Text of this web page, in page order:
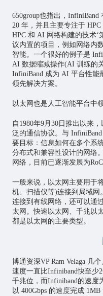
650group也指出，
20 年，并且主要专注于
HPC 和 AI 网络构建的技术
议内置的项目，例如网络内
智能。一个很好的例子是
AI 数据缩减操作(AI 训练的
InfiniBand 成为 AI 平台性能
领先解决方案。
以太网也是人工智能平台中
自1980年9月30日推出以来
泛的通信协议。与
要目标：信息如何在多个系
分布式和兼容性设计的网络
网络，目前已逐渐发展为
一般来说，以太网主要用于
机、扫描仪等)连接到局域网
连接到有线网络，还可以通
太网。快速以太网、千兆以
都是以太网的主要类型。
博通资深VP Ram Velaga 几
速度一直比Infiniband快至少
千兆位，而Infiniband的速度
以 400Gbps 的速度完成